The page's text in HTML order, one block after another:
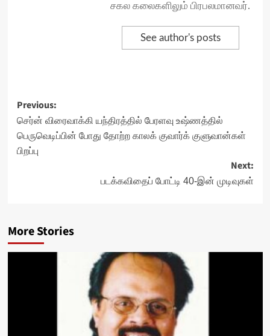
சகல கலைகளிலும் பிரபலமானவர்.
See author's posts
Post
navigation
Previous:
செர்ன் விரைவாக்கி யந்திரத்தில் பேரளவு உஷ்ணத்தில்
பெருவெடிப்பின் போது தோற்ற காலக் குவார்க் குளுவான்கள்
பிறப்பு
Next:
படக்கவிதைப் போட்டி 40-இன் முடிவுகள்
More Stories